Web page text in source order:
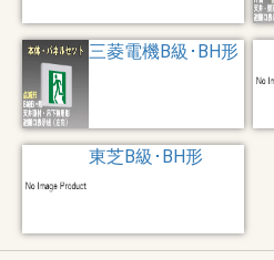
三菱電機B級･BH形
東芝B級･BH形